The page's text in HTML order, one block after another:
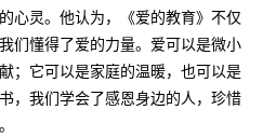
心灵。他认为 ，《爱的教育》不仅
们懂得了爱的力量。爱可以是微小
；它可以是家庭的温暖，也可以是
，我们学会了感恩身边的人，珍惜